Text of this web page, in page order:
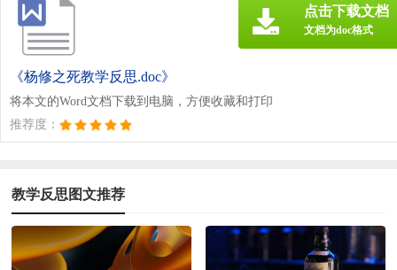
《杨修之死教学反思.doc》
将本文的Word文档下载到电脑，方便收藏和打印
推荐度：
点击下载文档
文档为doc格式
教学反思图文推荐